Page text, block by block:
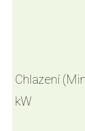
Chlazení
kW